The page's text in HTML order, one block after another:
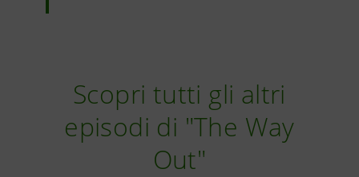
Scopri tutti gli altri
episodi di "The Way
Out"